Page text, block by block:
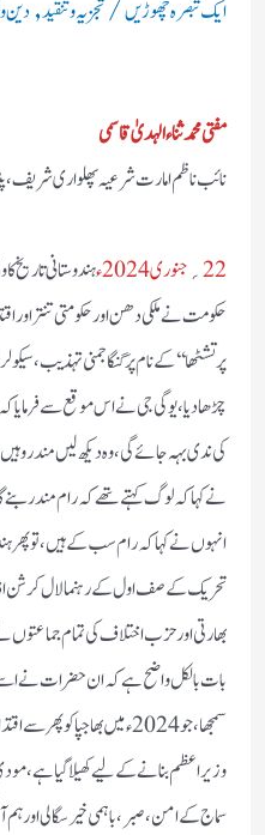
ایک تبصرہ چھوڑیں تجزیہ و تنقید دین
مفتی محمد ثناء الہدیٰ قاسمی
نائب ناظم امارت شرعیہ پھلواری شریف،
22؍جنوری 2024ء
ہندوستانی تاریخ
حکومت نے ملکی دھن اور حکومتی تنتر اور
پرتشٹھا‘‘ کے نام پر گنگا جمنی تہذیب،
چڑھادیا، یوگی جی نے اس موقع سے فرمایا
کی ندی بہہ جائے گی، وہ دیکھ لیں مندر
نے کہا کہ لوگ کہتے تھے کہ رام مندر بنے
انہوں نے کہا کہ رام سب کے ہیں، تو پھر
تحریک کے صف اول کے رہنما لال کرشن
بھارتی اور حزب اختلاف کی تمام
بات بالکل واضح ہے کہ ان حضرات نے
سمجھا، جو 2024ء میں بھاجپا
وزیر اعظم بنانے کے لیے کھیلا گیا ہے،
سماج کے امن ، صبر، باہمی خیر سگالی اور